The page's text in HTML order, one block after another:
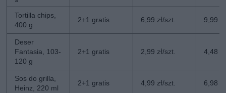
Tortilla chips,
400 g
2+1 gratis 6,99 zł/szt. 9,99
Deser
Fantasia, 103-
120 g
2+1 gratis 2,99 zł/szt. 4,48
Sos do grilla,
Heinz, 220 ml
2+1 gratis 4,99 zł/szt. 6,98